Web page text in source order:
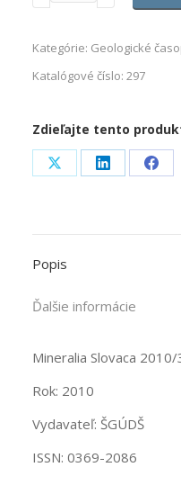
Kategórie: Geologické
Katalógové číslo: 297
Zdieľajte tento
Share
X
Share
LinkedIn
Share
Popis
Ďalšie informácie
Mineralia Slovaca 2010/
Rok: 2010
Vydavateľ: ŠGÚDŠ
ISSN: 0369-2086